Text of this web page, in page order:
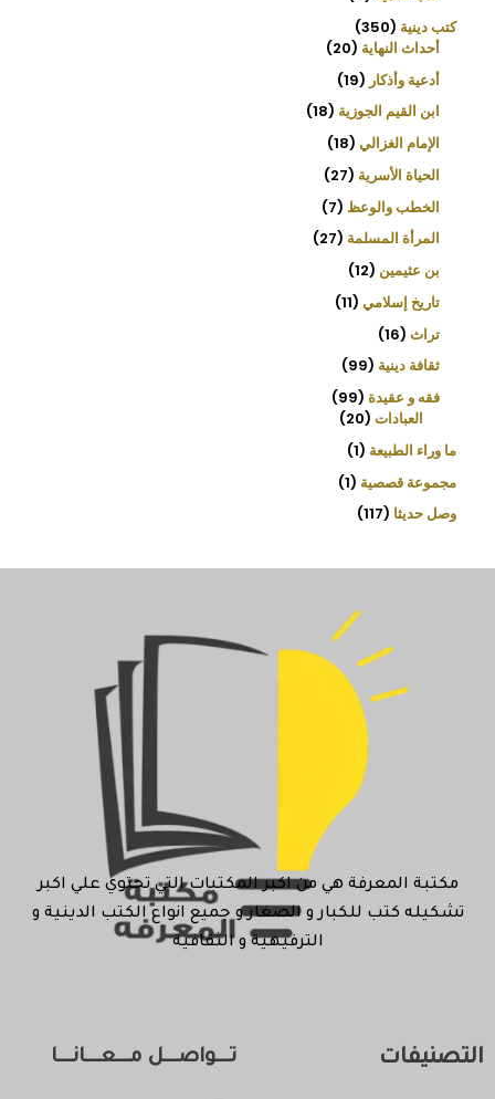
كتب دينية 350
أحداث النهاية 20
أدعية وأذكار
19
ابن القيم الجوزية 18
الإمام الغزالي 18
الحياة الأسرية 27
الخطب والوعظ 7
المرأة المسلمة 27
بن عثيمين 12
تاريخ إسلامي 11
تراث 16
ثقافة دينية 99
فقه و عقيدة 99
العبادات 20
ما وراء الطبيعة 1
مجموعة قصصية 1
وصل حديثا 117
مكتبة المعرفة هي من اكبر المكتبات التي تحتوي علي اكبر
تشكيله كتب للكبار و الصغار و جميع انواع الكتب الدينية و
الترفيهية و الثقافية
التصنيفات تـــواصـــل مـــعـــانـــا